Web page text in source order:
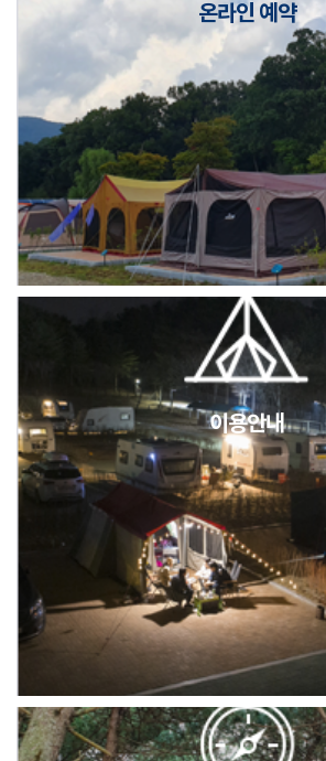
2026년 5월 캠핑장 안점 점검의
캠핑장(9월1일~6일) 미운영 공
2026년 5월 캠핑장 안점 점검의
캠핑장(9월1일~6일) 미운영 공
2026년 5월 캠핑장 안점 점검의
캠핑장(9월1일~6일) 미운영 공지
온라인 예약
이용안내